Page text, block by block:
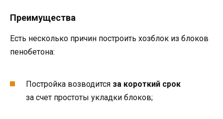
Преимущества
Есть несколько причин построить хозблок из блоков
пенобетона:
Постройка возводится за короткий срок
за счет простоты укладки блоков;